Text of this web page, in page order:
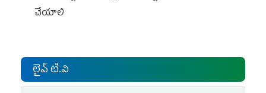
చేయాలి
లైవ్ టి.వి